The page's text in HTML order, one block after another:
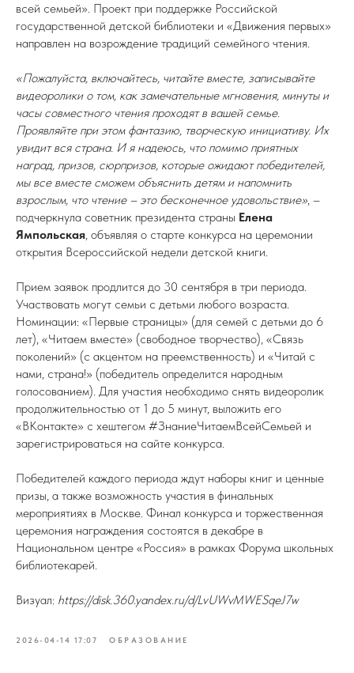
всей семьей». Проект при поддержке Российской
государственной детской библиотеки и «Движения первых»
направлен на возрождение традиций семейного чтения.
«Пожалуйста, включайтесь, читайте вместе, записывайте
видеоролики о том, как замечательные мгновения, минуты и
часы совместного чтения проходят в вашей семье.
Проявляйте при этом фантазию, творческую инициативу. Их
увидит вся страна. И я надеюсь, что помимо приятных
наград, призов, сюрпризов, которые ожидают победителей,
мы все вместе сможем объяснить детям и напомнить
взрослым, что чтение – это бесконечное удовольствие», –
подчеркнула советник президента страны Елена
Ямпольская, объявляя о старте конкурса на церемонии
открытия Всероссийской недели детской книги.
Прием заявок продлится до 30 сентября в три периода.
Участвовать могут семьи с детьми любого возраста.
Номинации: «Первые страницы» (для семей с детьми до 6
лет), «Читаем вместе» (свободное творчество), «Связь
поколений» (с акцентом на преемственность) и «Читай с
нами, страна!» (победитель определится народным
голосованием). Для участия необходимо снять видеоролик
продолжительностью от 1 до 5 минут, выложить его
«ВКонтакте» с хештегом #ЗнаниеЧитаемВсейСемьей и
зарегистрироваться на сайте конкурса.
Победителей каждого периода ждут наборы книг и ценные
призы, а также возможность участия в финальных
мероприятиях в Москве. Финал конкурса и торжественная
церемония награждения состоятся в декабре в
Национальном центре «Россия» в рамках Форума школьных
библиотекарей.
Визуал: https://disk.360.yandex.ru/d/LvUWvMWESqeJ7w
2026-04-14 17:07 ОБРАЗОВАНИЕ